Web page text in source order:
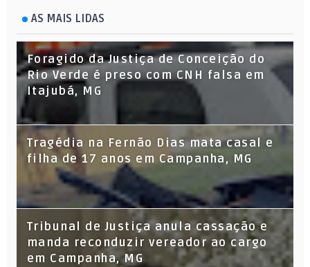
AS MAIS LIDAS
Foragido da Justiça de Conceição do
Rio Verde é preso com CNH falsa em
Itajubá, MG
Tragédia na Fernão Dias mata casal e
filha de 17 anos em Campanha, MG
Tribunal de Justiça anula cassação e
manda reconduzir vereador ao cargo
em Campanha, MG